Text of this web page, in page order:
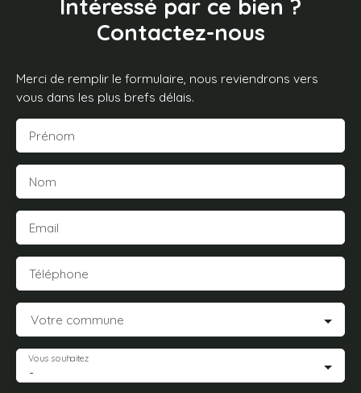
Intéressé par ce bien ?
Contactez-nous
Merci de remplir le formulaire, nous reviendrons vers
vous dans les plus brefs délais.
Prénom
Nom
Email
Téléphone
Votre commune
-
Vous souhaitez